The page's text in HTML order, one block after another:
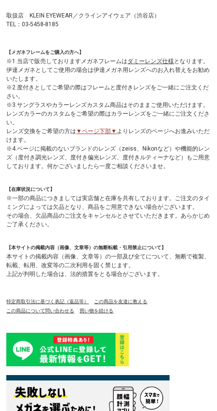
取扱店 KLEIN EYEWEAR／クラインアイウェア（渋谷店）
TEL：03-5458-8185
【メガネフレームをご購入の方へ】
※1.当店で販売しておりますメガネフレームはダミーレンズ仕様 となります。
伊達メガネとしてご使用の場合は伊達メガネ用レンズへのお入れ替えをお勧め
いたします。
※2.度付きとしてご希望の際はフレームと度付きレンズをご一緒にご注文くだ
さい。
※3.サングラスやカラーレンズカスタム商品はそのままご使用いただけます。
レンズカラーのカスタムをご希望の際はカラーレンズをご一緒にご注文くださ
い。
レンズ交換をご希望の方は ▼ページ下部▼ よりレンズのページへお進みいただ
けます。
※4.ページに掲載のないブランドのレンズ（zeiss、Nikonなど）や機能的レン
ズ（度付き調光レンズ、度付き偏光レンズ、度付きルティーナなど）もご用意
しております。何かございましたら一度ご相談くださいませ。
【在庫状況について】
※一部の商品につきましては実店舗と在庫を共有しております。ご注文のタイ
ミングによっては欠品となり、商品をご用意できない場合がございます。
その場合、欠品商品のご注文をキャンセルとさせていただきます。あらかじめ
ご了承ください。
【本サイトの掲載内容（画像、文章等）の無断転載・引用禁止について】
本サイトの掲載内容（画像、文章等）の一部及び全てについて、無断で複製、
転載、転用、改変等の二次利用を固く禁じます。
上記が判明した場合は、法的措置をとる場合がございます。
特定商取引法に基づく表記（返品等）
この商品を友達に教える
この商品について問い合わせる
買い物を続ける